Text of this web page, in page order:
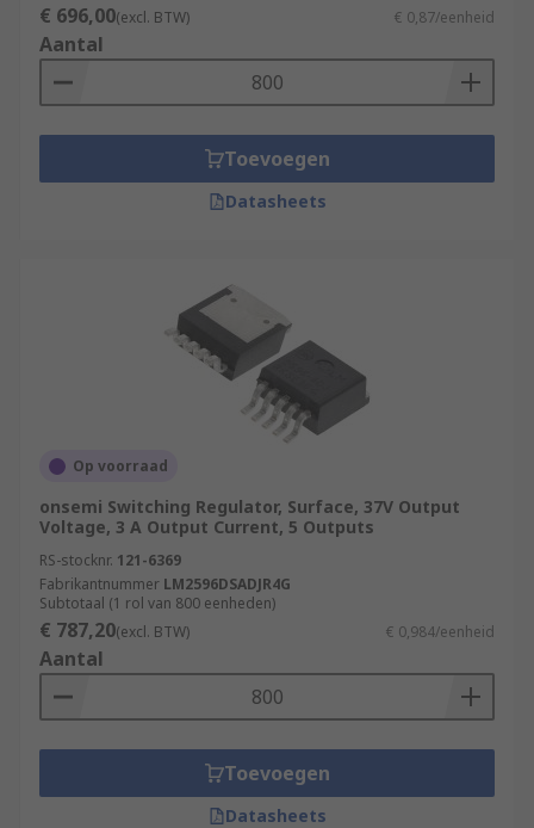
€ 696,00(excl. BTW) € 0,87/eenheid
Aantal
Toevoegen
Datasheets
Op voorraad
onsemi Switching Regulator, Surface, 37V Output
Voltage, 3 A Output Current, 5 Outputs
RS-stocknr. 121-6369
Fabrikantnummer LM2596DSADJR4G
Subtotaal (1 rol van 800 eenheden)
€ 787,20(excl. BTW) € 0,984/eenheid
Aantal
Toevoegen
Datasheets